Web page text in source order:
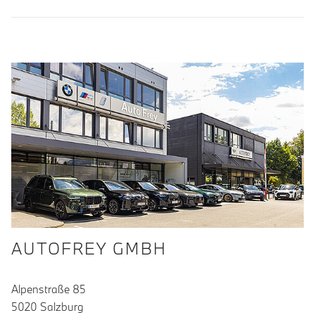
AUTOFREY GMBH
Alpenstraße 85
5020 Salzburg